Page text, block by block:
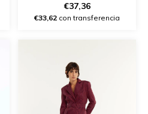
€37,36
€33,62 con transferencia